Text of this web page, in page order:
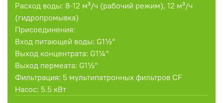
Расход воды: 8-12 м³/ч (рабочий режим), 12 м³/ч
(гидропромывка)
Присоединения:
Вход питающей воды: G1½"
Выход концентрата: G1¼"
Выход пермеата: G1½"
Фильтрация: 5 мультипатронных фильтров CF
Насос: 5.5 кВт